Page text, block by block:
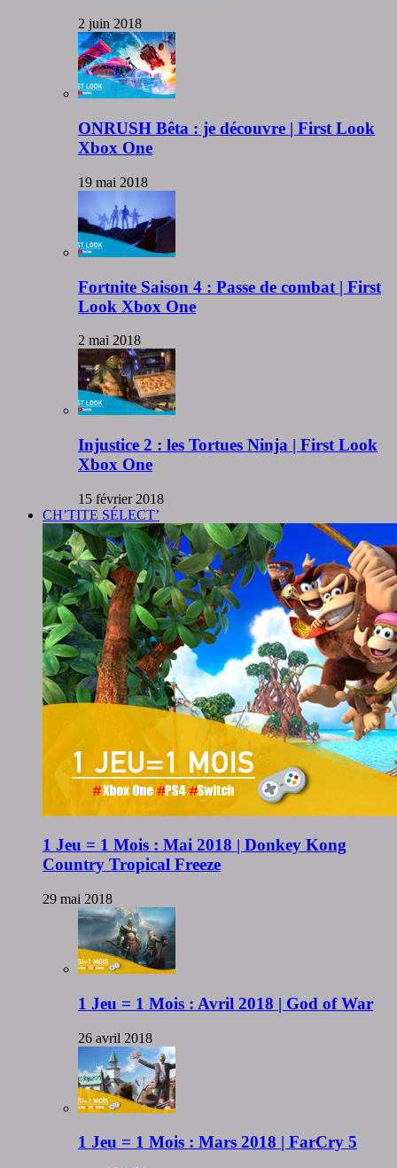
2 juin 2018
ONRUSH Bêta : je découvre | First Look
Xbox One
19 mai 2018
Fortnite Saison 4 : Passe de combat | First
Look Xbox One
2 mai 2018
Injustice 2 : les Tortues Ninja | First Look
Xbox One
15 février 2018
CH’TITE SÉLECT’
1 Jeu = 1 Mois : Mai 2018 | Donkey Kong
Country Tropical Freeze
29 mai 2018
1 Jeu = 1 Mois : Avril 2018 | God of War
26 avril 2018
1 Jeu = 1 Mois : Mars 2018 | FarCry 5